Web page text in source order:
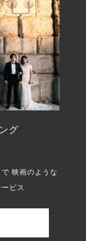
グ
映画のような
ビス